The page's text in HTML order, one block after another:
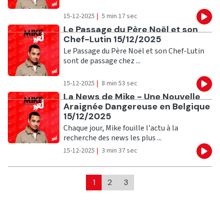
15-12-2025 | 5 min 17 sec
Ecouter
Le Passage du Père Noël et son
Chef-Lutin 15/12/2025
Le Passage du Père Noël et son Chef-Lutin
sont de passage chez ...
15-12-2025 | 8 min 53 sec
Ecouter
La News de Mike - Une Nouvelle
Araignée Dangereuse en Belgique
15/12/2025
Chaque jour, Mike fouille l'actu à la
recherche des news les plus ...
15-12-2025 | 3 min 37 sec
1 2 3